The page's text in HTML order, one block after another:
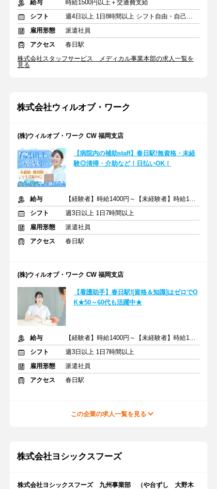
給与
時給1500円以上＋交通費支給
シフト
週4日以上 1日8時間以上 シフト自由・自己申告
雇用形態
派遣社員
アクセス
春日駅
株式会社スタッフサービス メディカル事業本部の求人一覧を
見る
株式会社ウィルオブ・ワーク
(株)ウィルオブ・ワーク CW 福岡支店
【病院内の補助staff】春日駅!無資格・未経
験◎清掃・介助など！日払いOK！
給与
【経験者】時給1400円～【未経験者】時給1350円～ ＋交通費
シフト
週3日以上 1日7時間以上
雇用形態
派遣社員
アクセス
春日駅
(株)ウィルオブ・ワーク CW 福岡支店
【看護助手】春日駅![資格＆知識]はゼロでO
K★50～60代も活躍中★
給与
【経験者】時給1400円～【未経験者】時給1350円～ ＋交通費
シフト
週3日以上 1日7時間以上
雇用形態
派遣社員
アクセス
春日駅
この企業の求人一覧を見る
株式会社ヨシックスフーズ
株式会社ヨシックスフーズ 九州事業部 （や台ずし 大野木